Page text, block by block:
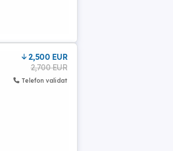
2,500 EUR
2,700 EUR
Telefon validat